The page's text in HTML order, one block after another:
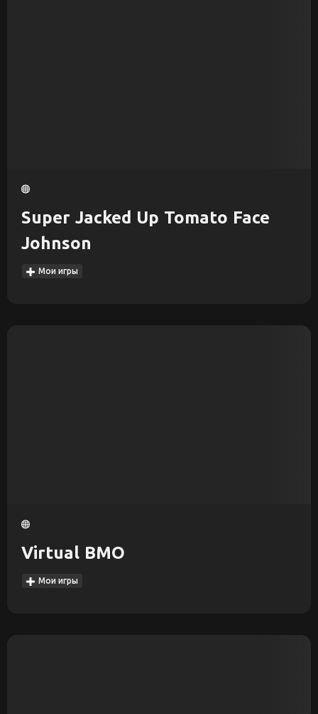
Super Jacked Up Tomato Face
Johnson
Мои игры
Virtual BMO
Мои игры